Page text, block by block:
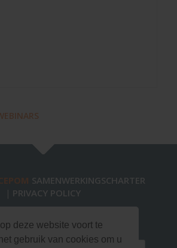
deze website voort te
gebruik van cookies om u
SAMENWERKINGSCHARTER
| PRIVACY POLICY
via onze nieuwsbrief!